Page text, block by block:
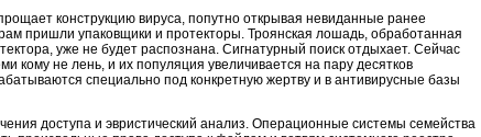
конструкцию вируса, попутно открывая невиданные ранее
пришли упаковщики и протекторы. Троянская лошадь, обработанная
уже не будет распознана. Сигнатурный поиск отдыхает. Сейчас
кому не лень, и их популяция увеличивается на пару десятков
специально под конкретную жертву и в антивирусные базы
доступа и эвристический анализ. Операционные системы семейства